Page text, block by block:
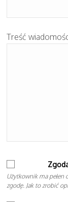
Treść
Użytkownik ma
zgodę. Jak to zrobić